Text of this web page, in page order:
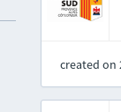
created on